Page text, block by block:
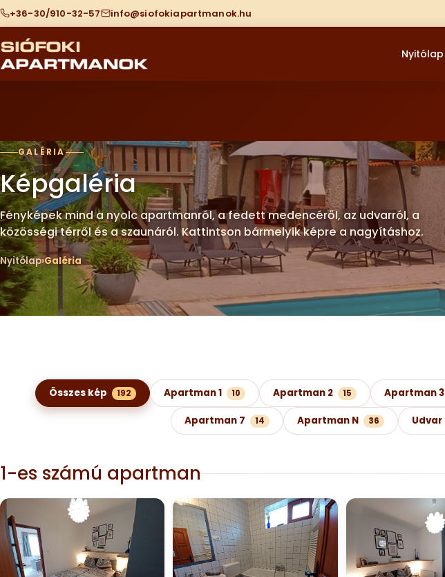
+36-30/910-32-57 info@siofokiapartmanok.hu
Nyitólap
GALÉRIA
Képgaléria
Fényképek mind a nyolc apartmanról, a fedett medencéről, az udvarról, a
közösségi térről és a szaunáról. Kattintson bármelyik képre a nagyításhoz.
Nyitólap Galéria
Képgaléria kategóriák szerint
Összes kép 192 Apartman 1 10 Apartman 2 15 Apartman 3
Apartman 7 14 Apartman N 36 Udvar
1-es számú apartman